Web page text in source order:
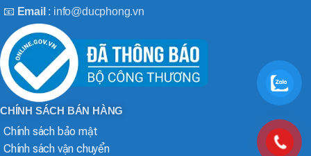
📧 Email : info@ducphong.vn
CHÍNH SÁCH BÁN HÀNG
Chính sách bảo mật
Chính sách vận chuyển